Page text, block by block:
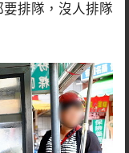
排隊，沒人排隊